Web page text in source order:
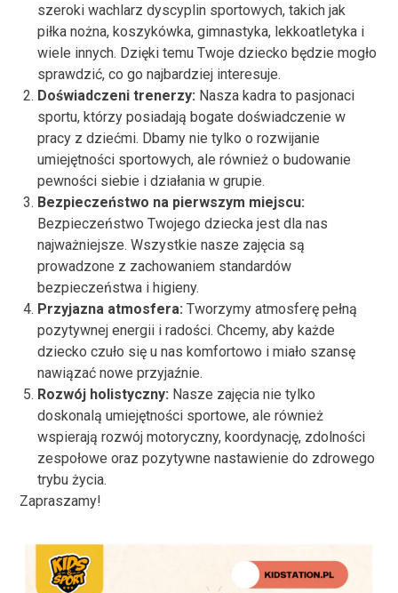
szeroki wachlarz dyscyplin sportowych, takich jak
piłka nożna, koszykówka, gimnastyka, lekkoatletyka i
wiele innych. Dzięki temu Twoje dziecko będzie mogło
sprawdzić, co go najbardziej interesuje.
Doświadczeni trenerzy: Nasza kadra to pasjonaci
sportu, którzy posiadają bogate doświadczenie w
pracy z dziećmi. Dbamy nie tylko o rozwijanie
umiejętności sportowych, ale również o budowanie
pewności siebie i działania w grupie.
Bezpieczeństwo na pierwszym miejscu:
Bezpieczeństwo Twojego dziecka jest dla nas
najważniejsze. Wszystkie nasze zajęcia są
prowadzone z zachowaniem standardów
bezpieczeństwa i higieny.
Przyjazna atmosfera: Tworzymy atmosferę pełną
pozytywnej energii i radości. Chcemy, aby każde
dziecko czuło się u nas komfortowo i miało szansę
nawiązać nowe przyjaźnie.
Rozwój holistyczny: Nasze zajęcia nie tylko
doskonalą umiejętności sportowe, ale również
wspierają rozwój motoryczny, koordynację, zdolności
zespołowe oraz pozytywne nastawienie do zdrowego
trybu życia.
Zapraszamy!